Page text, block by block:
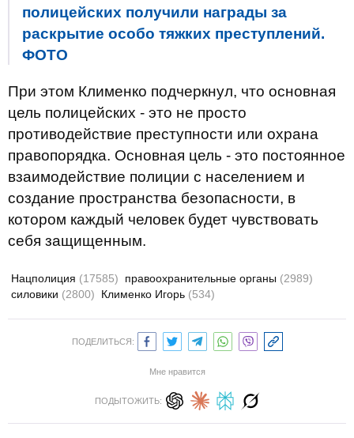
полицейских получили награды за
раскрытие особо тяжких преступлений.
ФОТО
При этом Клименко подчеркнул, что основная
цель полицейских - это не просто
противодействие преступности или охрана
правопорядка. Основная цель - это постоянное
взаимодействие полиции с населением и
создание пространства безопасности, в
котором каждый человек будет чувствовать
себя защищенным.
Нацполиция (17585) правоохранительные органы (2989)
силовики (2800) Клименко Игорь (534)
ПОДЕЛИТЬСЯ:
Мне нравится
ПОДЫТОЖИТЬ: